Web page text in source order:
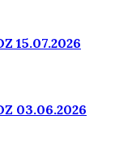
15.07.2026
03.06.2026